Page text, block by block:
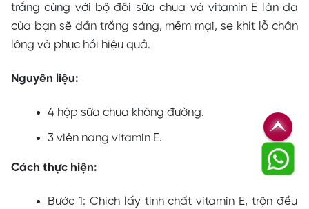
trắng cùng với bộ đôi sữa chua và vitamin E làn da
của bạn sẽ dần trắng sáng, mềm mại, se khít lỗ chân
lông và phục hồi hiệu quả.
Nguyên liệu:
4 hộp sữa chua không đường.
3 viên nang vitamin E.
Cách thực hiện:
Bước 1: Chích lấy tinh chất vitamin E, trộn đều